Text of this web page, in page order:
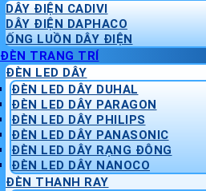
DÂY ĐIỆN CADIVI
DÂY ĐIỆN DAPHACO
ỐNG LUỒN DÂY ĐIỆN
ĐÈN TRANG TRÍ
ĐÈN LED DÂY
ĐÈN LED DÂY DUHAL
ĐÈN LED DÂY PARAGON
ĐÈN LED DÂY PHILIPS
ĐÈN LED DÂY PANASONIC
ĐÈN LED DÂY RẠNG ĐÔNG
ĐÈN LED DÂY NANOCO
ĐÈN THANH RAY